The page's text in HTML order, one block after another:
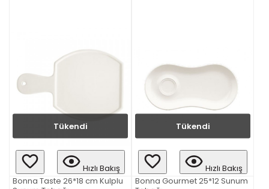
Tükendi
Hızlı Bakış
Bonna Taste 26*18 cm Kulplu
Tükendi
Hızlı Bakış
Bonna Gourmet 25*12 Sunum